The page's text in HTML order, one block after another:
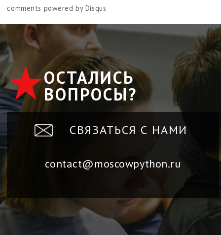
comments powered by Disqus
ОСТАЛИСЬ
ВОПРОСЫ?
СВЯЗАТЬСЯ С НАМИ
contact@moscowpython.ru